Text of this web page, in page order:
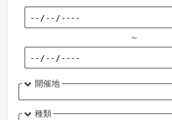
～
開催地
種類